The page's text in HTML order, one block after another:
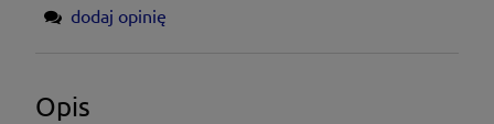
dodaj opinię
Opis